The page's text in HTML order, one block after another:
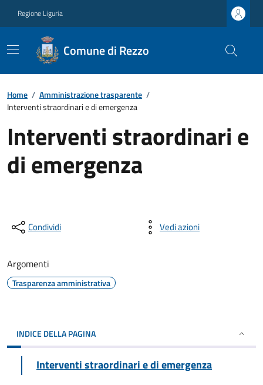
Regione Liguria
Comune di Rezzo
Home / Amministrazione trasparente /
Interventi straordinari e di emergenza
Interventi straordinari e
di emergenza
Condividi Vedi azioni
Argomenti
Trasparenza amministrativa
INDICE DELLA PAGINA
Interventi straordinari e di emergenza